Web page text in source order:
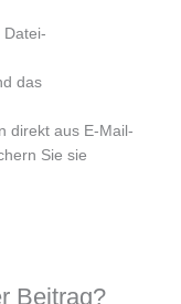
Datei-
das
direkt aus E-Mail-
Sie sie
Beitrag?